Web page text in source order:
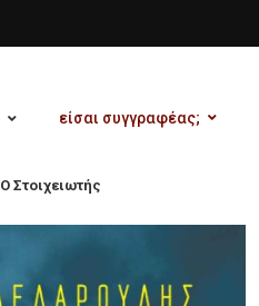
είσαι συγγραφέας;
Ο Στοιχειωτής